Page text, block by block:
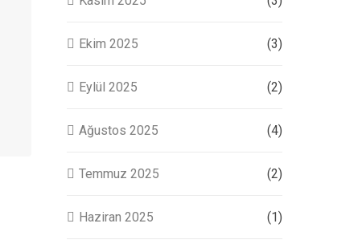
Ekim 2025 (3)
Eylül 2025 (2)
Ağustos 2025 (4)
Temmuz 2025 (2)
Haziran 2025 (1)